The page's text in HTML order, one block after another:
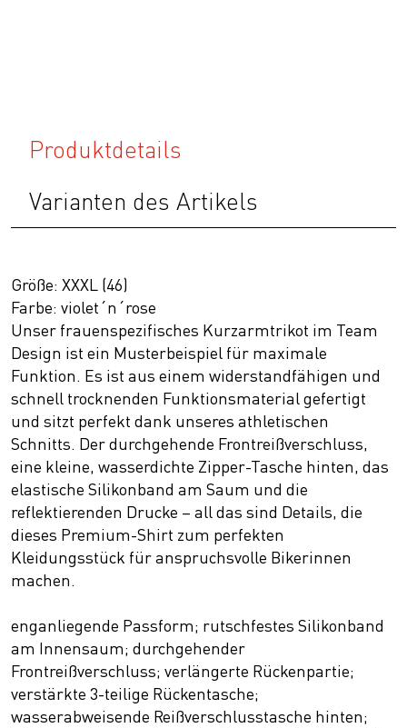
Produktdetails
Varianten des Artikels
Größe: XXXL (46)
Farbe: violet´n´rose
Unser frauenspezifisches Kurzarmtrikot im Team
Design ist ein Musterbeispiel für maximale
Funktion. Es ist aus einem widerstandfähigen und
schnell trocknenden Funktionsmaterial gefertigt
und sitzt perfekt dank unseres athletischen
Schnitts. Der durchgehende Frontreißverschluss,
eine kleine, wasserdichte Zipper-Tasche hinten, das
elastische Silikonband am Saum und die
reflektierenden Drucke – all das sind Details, die
dieses Premium-Shirt zum perfekten
Kleidungsstück für anspruchsvolle Bikerinnen
machen.
enganliegende Passform; rutschfestes Silikonband
am Innensaum; durchgehender
Frontreißverschluss; verlängerte Rückenpartie;
verstärkte 3-teilige Rückentasche;
wasserabweisende Reißverschlusstasche hinten;